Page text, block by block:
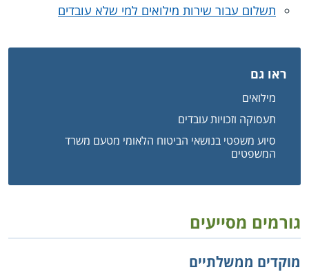
תשלום עבור שירות מילואים למי שלא עובדים
ראו גם
מילואים
תעסוקה וזכויות עובדים
סיוע משפטי בנושאי הביטוח הלאומי מטעם משרד
המשפטים
גורמים מסייעים
מוקדים ממשלתיים